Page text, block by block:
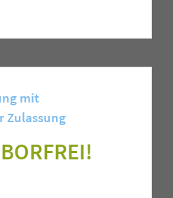
mit
Zulassung